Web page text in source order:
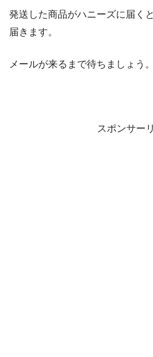
発送した商品がハニーズに届く
届きます。
メールが来るまで待ちましょう。
スポンサー